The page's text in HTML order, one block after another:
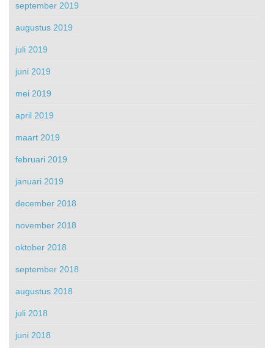
september 2019
augustus 2019
juli 2019
juni 2019
mei 2019
april 2019
maart 2019
februari 2019
januari 2019
december 2018
november 2018
oktober 2018
september 2018
augustus 2018
juli 2018
juni 2018